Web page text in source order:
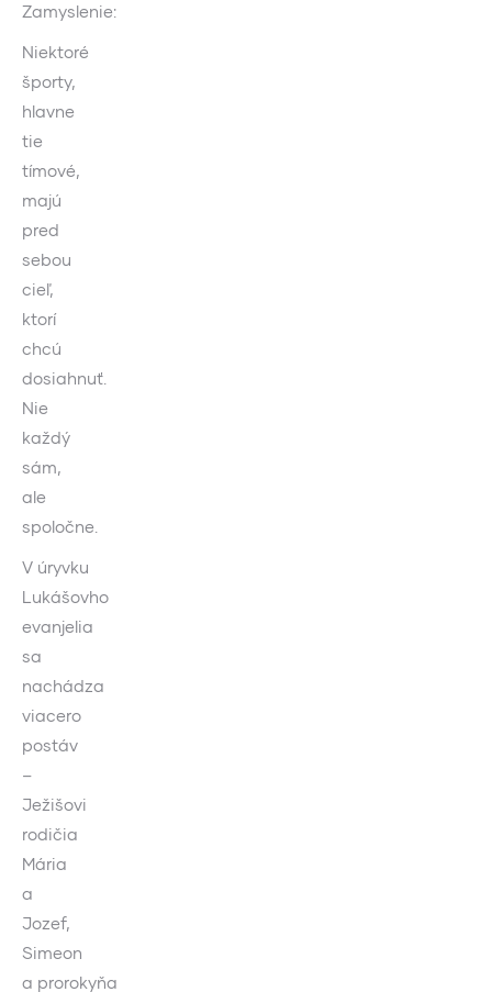
Zamyslenie:
Niektoré
športy,
hlavne
tie
tímové,
majú
pred
sebou
cieľ,
ktorí
chcú
dosiahnuť.
Nie
každý
sám,
ale
spoločne.
V úryvku
Lukášovho
evanjelia
sa
nachádza
viacero
postáv
–
Ježišovi
rodičia
Mária
a
Jozef,
Simeon
a prorokyňa